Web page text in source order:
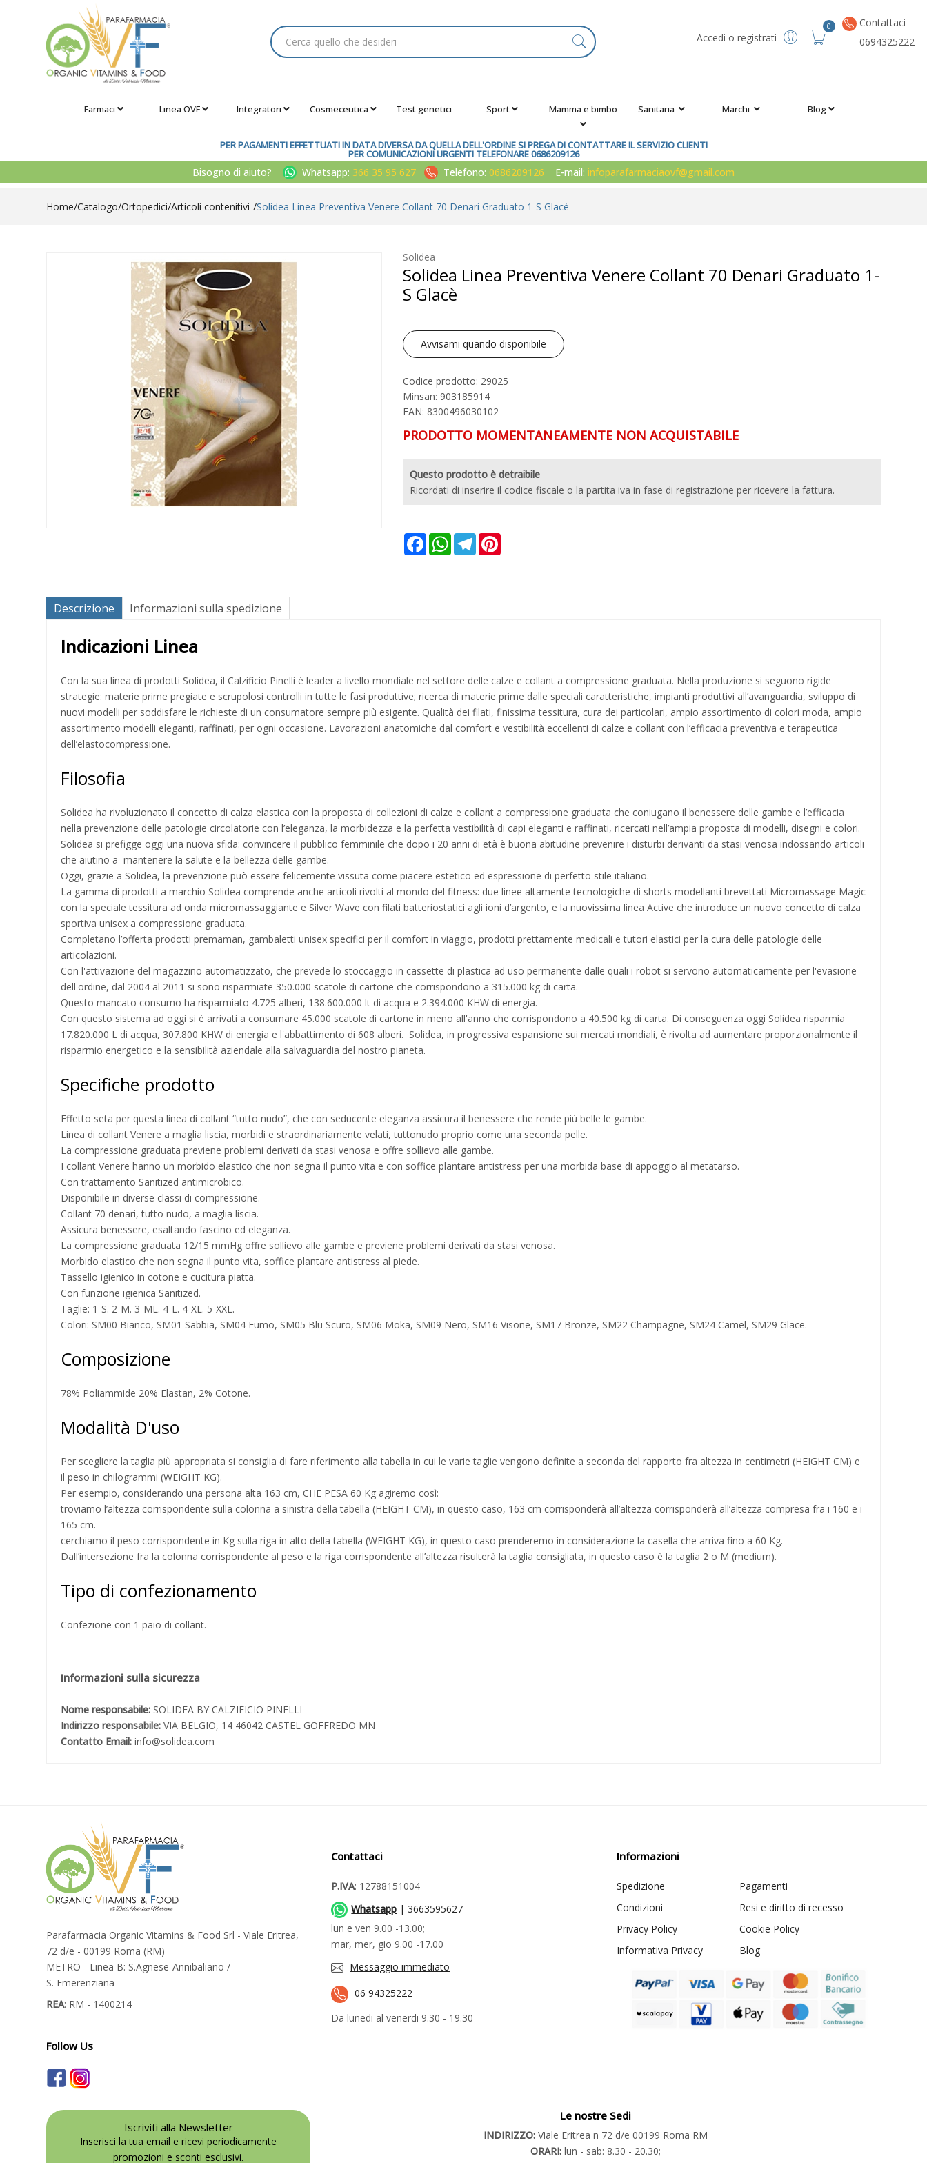
Accedi o registrati
0
Contattaci
0694325222
Farmaci Linea OVF Integratori Cosmeceutica Test genetici Sport Mamma e bimbo Sanitaria Marchi Blog
PER PAGAMENTI EFFETTUATI IN DATA DIVERSA DA QUELLA DELL'ORDINE SI PREGA DI CONTATTARE IL SERVIZIO CLIENTI
PER COMUNICAZIONI URGENTI TELEFONARE 0686209126
Bisogno di aiuto? Whatsapp: 366 35 95 627 Telefono:0686209126 E-mail:infoparafarmaciaovf@gmail.com
Home Catalogo/Ortopedici/Articoli contenitivi Solidea Linea Preventiva Venere Collant 70 Denari Graduato 1-S Glacè
Solidea
Solidea Linea Preventiva Venere Collant 70 Denari Graduato 1-
S Glacè
Avvisami quando disponibile
Codice prodotto: 29025
Minsan: 903185914
EAN: 8300496030102
PRODOTTO MOMENTANEAMENTE NON ACQUISTABILE
Questo prodotto è detraibile
Ricordati di inserire il codice fiscale o la partita iva in fase di registrazione per ricevere la fattura.
FacebookWhatsAppTelegramPinterest
Descrizione Informazioni sulla spedizione
Indicazioni Linea
Con la sua linea di prodotti Solidea, il Calzificio Pinelli è leader a livello mondiale nel settore delle calze e collant a compressione graduata. Nella produzione si seguono rigide
strategie: materie prime pregiate e scrupolosi controlli in tutte le fasi produttive; ricerca di materie prime dalle speciali caratteristiche, impianti produttivi all’avanguardia, sviluppo di
nuovi modelli per soddisfare le richieste di un consumatore sempre più esigente. Qualità dei filati, finissima tessitura, cura dei particolari, ampio assortimento di colori moda, ampio
assortimento modelli eleganti, raffinati, per ogni occasione. Lavorazioni anatomiche dal comfort e vestibilità eccellenti di calze e collant con l’efficacia preventiva e terapeutica
dell’elastocompressione.
Filosofia
Solidea ha rivoluzionato il concetto di calza elastica con la proposta di collezioni di calze e collant a compressione graduata che coniugano il benessere delle gambe e l’efficacia
nella prevenzione delle patologie circolatorie con l’eleganza, la morbidezza e la perfetta vestibilità di capi eleganti e raffinati, ricercati nell’ampia proposta di modelli, disegni e colori.
Solidea si prefigge oggi una nuova sfida: convincere il pubblico femminile che dopo i 20 anni di età è buona abitudine prevenire i disturbi derivanti da stasi venosa indossando articoli
che aiutino a mantenere la salute e la bellezza delle gambe.
Oggi, grazie a Solidea, la prevenzione può essere felicemente vissuta come piacere estetico ed espressione di perfetto stile italiano.
La gamma di prodotti a marchio Solidea comprende anche articoli rivolti al mondo del fitness: due linee altamente tecnologiche di shorts modellanti brevettati Micromassage Magic
con la speciale tessitura ad onda micromassaggiante e Silver Wave con filati batteriostatici agli ioni d’argento, e la nuovissima linea Active che introduce un nuovo concetto di calza
sportiva unisex a compressione graduata.
Completano l’offerta prodotti premaman, gambaletti unisex specifici per il comfort in viaggio, prodotti prettamente medicali e tutori elastici per la cura delle patologie delle
articolazioni.
Con l'attivazione del magazzino automatizzato, che prevede lo stoccaggio in cassette di plastica ad uso permanente dalle quali i robot si servono automaticamente per l'evasione
dell'ordine, dal 2004 al 2011 si sono risparmiate 350.000 scatole di cartone che corrispondono a 315.000 kg di carta.
Questo mancato consumo ha risparmiato 4.725 alberi, 138.600.000 lt di acqua e 2.394.000 KHW di energia.
Con questo sistema ad oggi si é arrivati a consumare 45.000 scatole di cartone in meno all'anno che corrispondono a 40.500 kg di carta. Di conseguenza oggi Solidea risparmia
17.820.000 L di acqua, 307.800 KHW di energia e l'abbattimento di 608 alberi. Solidea, in progressiva espansione sui mercati mondiali, è rivolta ad aumentare proporzionalmente il
risparmio energetico e la sensibilità aziendale alla salvaguardia del nostro pianeta.
Specifiche prodotto
Effetto seta per questa linea di collant “tutto nudo”, che con seducente eleganza assicura il benessere che rende più belle le gambe.
Linea di collant Venere a maglia liscia, morbidi e straordinariamente velati, tuttonudo proprio come una seconda pelle.
La compressione graduata previene problemi derivati da stasi venosa e offre sollievo alle gambe.
I collant Venere hanno un morbido elastico che non segna il punto vita e con soffice plantare antistress per una morbida base di appoggio al metatarso.
Con trattamento Sanitized antimicrobico.
Disponibile in diverse classi di compressione.
Collant 70 denari, tutto nudo, a maglia liscia.
Assicura benessere, esaltando fascino ed eleganza.
La compressione graduata 12/15 mmHg offre sollievo alle gambe e previene problemi derivati da stasi venosa.
Morbido elastico che non segna il punto vita, soffice plantare antistress al piede.
Tassello igienico in cotone e cucitura piatta.
Con funzione igienica Sanitized.
Taglie: 1-S. 2-M. 3-ML. 4-L. 4-XL. 5-XXL.
Colori: SM00 Bianco, SM01 Sabbia, SM04 Fumo, SM05 Blu Scuro, SM06 Moka, SM09 Nero, SM16 Visone, SM17 Bronze, SM22 Champagne, SM24 Camel, SM29 Glace.
Composizione
78% Poliammide 20% Elastan, 2% Cotone.
Modalità D'uso
Per scegliere la taglia più appropriata si consiglia di fare riferimento alla tabella in cui le varie taglie vengono definite a seconda del rapporto fra altezza in centimetri (HEIGHT CM) e
il peso in chilogrammi (WEIGHT KG).
Per esempio, considerando una persona alta 163 cm, CHE PESA 60 Kg agiremo così:
troviamo l’altezza corrispondente sulla colonna a sinistra della tabella (HEIGHT CM), in questo caso, 163 cm corrisponderà all’altezza corrisponderà all’altezza compresa fra i 160 e i
165 cm.
cerchiamo il peso corrispondente in Kg sulla riga in alto della tabella (WEIGHT KG), in questo caso prenderemo in considerazione la casella che arriva fino a 60 Kg.
Dall’intersezione fra la colonna corrispondente al peso e la riga corrispondente all’altezza risulterà la taglia consigliata, in questo caso è la taglia 2 o M (medium).
Tipo di confezionamento
Confezione con 1 paio di collant.
Informazioni sulla sicurezza
Nome responsabile: SOLIDEA BY CALZIFICIO PINELLI
Indirizzo responsabile: VIA BELGIO, 14 46042 CASTEL GOFFREDO MN
Contatto Email: info@solidea.com
Parafarmacia Organic Vitamins & Food Srl - Viale Eritrea,
72 d/e - 00199 Roma (RM)
METRO - Linea B: S.Agnese-Annibaliano /
S. Emerenziana
REA: RM - 1400214
Contattaci
P.IVA: 12788151004
Whatsapp | 3663595627
lun e ven 9.00 -13.00;
mar, mer, gio 9.00 -17.00
Messaggio immediato
06 94325222
Da lunedi al venerdi 9.30 - 19.30
Informazioni
Spedizione
Pagamenti
Condizioni
Resi e diritto di recesso
Privacy Policy
Cookie Policy
Informativa Privacy
Blog
Follow Us
Iscriviti alla Newsletter
Inserisci la tua email e ricevi periodicamente
promozioni e sconti esclusivi.
Le nostre Sedi
INDIRIZZO: Viale Eritrea n 72 d/e 00199 Roma RM
ORARI: lun - sab: 8.30 - 20.30;